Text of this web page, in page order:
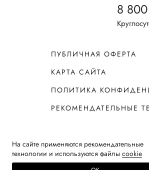
8
ПУБЛИЧНАЯ ОФЕРТА
КАРТА САЙТА
ПОЛИТИКА
РЕКОМЕНДАТЕЛЬНЫЕ
На сайте применяются рекомендательные
технологии и используются файлы сооkiе